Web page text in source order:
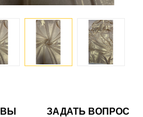
ЗАДАТЬ ВОПРОС